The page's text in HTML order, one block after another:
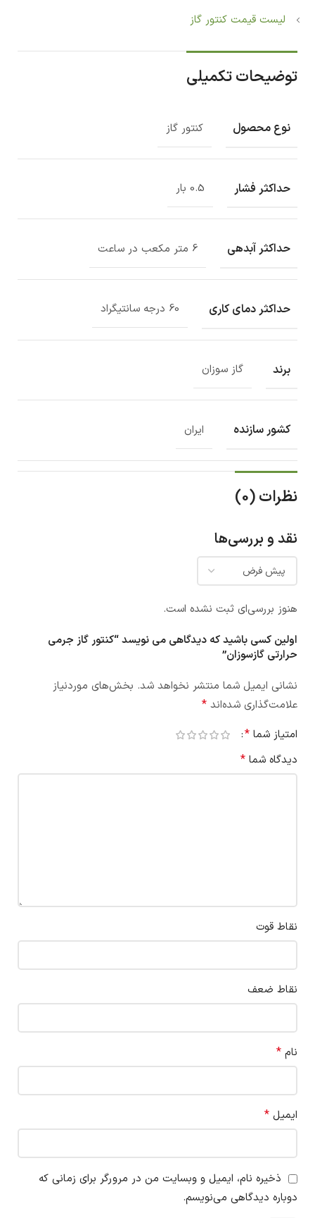
لیست قیمت کنتور گاز
توضیحات تکمیلی
نوع محصول کنتور گاز
حداکثر فشار 0.5 بار
حداکثر آبدهی 6 متر مکعب در ساعت
حداکثر دمای کاری 60 درجه سانتیگراد
برند گاز سوزان
کشور سازنده ایران
نظرات (0)
نقد و بررسی‌ها
هنوز بررسی‌ای ثبت نشده است.
اولین کسی باشید که دیدگاهی می نویسد “کنتور گاز جرمی
حرارتی گازسوزان”
نشانی ایمیل شما منتشر نخواهد شد. بخش‌های موردنیاز
علامت‌گذاری شده‌اند *
امتیاز شما *
دیدگاه شما *
نقاط قوت
نقاط ضعف
نام *
ایمیل *
ذخیره نام، ایمیل و وبسایت من در مرورگر برای زمانی که
دوباره دیدگاهی می‌نویسم.